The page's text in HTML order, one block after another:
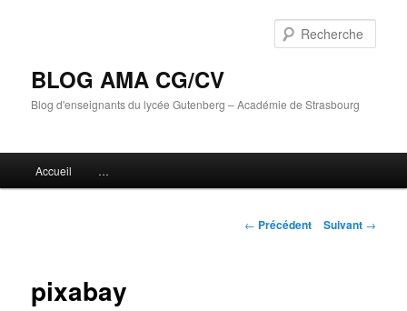
BLOG AMA CG/CV
Blog d'enseignants du lycée Gutenberg – Académie de Strasbourg
principal
Accueil …
Navigation
← Précédent Suivant →
pixabay